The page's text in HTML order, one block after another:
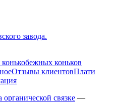
завода.
коньков
Отзывы клиентовПлати
связке —